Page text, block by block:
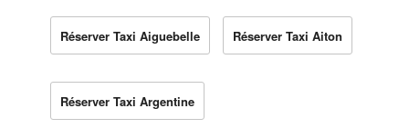
Réserver Taxi Aiguebelle Réserver Taxi Aiton
Réserver Taxi Argentine